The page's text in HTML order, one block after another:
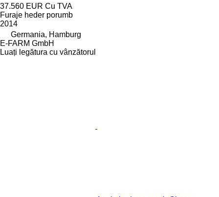
37.560 EUR Cu TVA
Furaje heder porumb
2014
Germania, Hamburg
E-FARM GmbH
Luați legătura cu vânzătorul